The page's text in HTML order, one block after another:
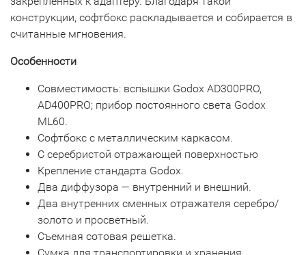
конструкции, софтбокс раскладывается и собирается в
считанные мгновения.
Особенности
Совместимость: вспышки Godox AD300PRO,
AD400PRO; прибор постоянного света Godox
ML60.
Софтбокс с металлическим каркасом.
С серебристой отражающей поверхностью
Крепление стандарта Godox.
Два диффузора — внутренний и внешний.
Два внутренних сменных отражателя серебро/
золото и просветный.
Съемная сотовая решетка.